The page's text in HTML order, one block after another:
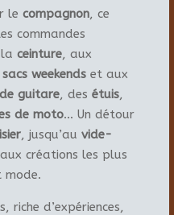
le compagnon, ce
commandes
la ceinture, aux
sacs weekends et aux
guitare, des étuis,
de moto… Un détour
, jusqu’au vide-
créations les plus
mode.
riche d’expériences,